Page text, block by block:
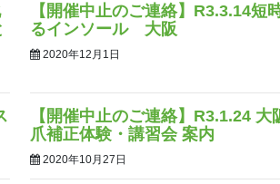
【開催中止のご連絡】R3.3.14短
るインソール 大阪
2020年12月1日
【開催中止のご連絡】R3.1.24
爪補正体験・講習会 案内
2020年10月27日